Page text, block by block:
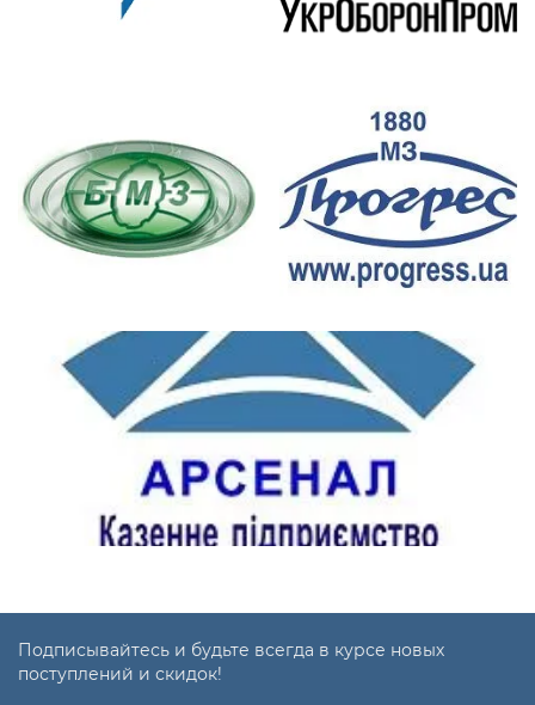
Подписывайтесь и будьте всегда в курсе новых
поступлений и скидок!